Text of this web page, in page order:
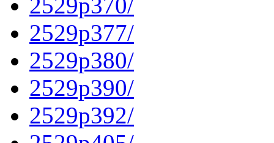
2529p377/
2529p380/
2529p390/
2529p392/